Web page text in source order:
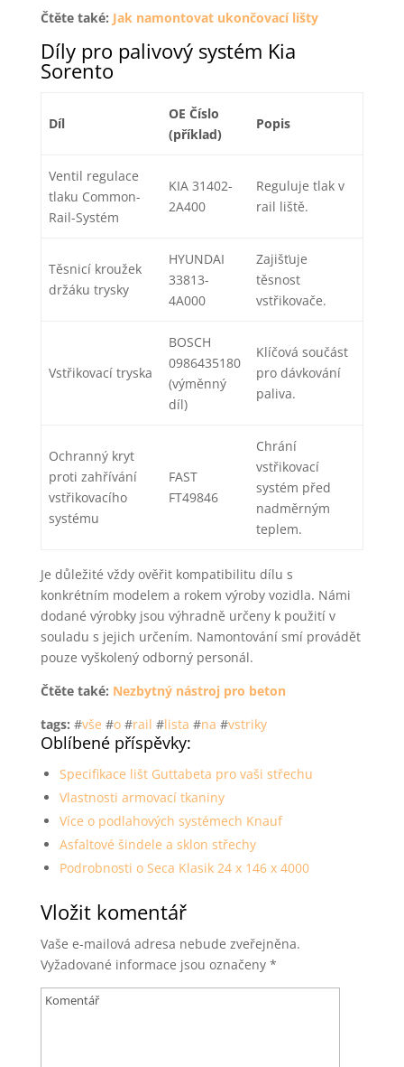
Čtěte také: Jak namontovat ukončovací lišty
Díly pro palivový systém Kia
Sorento
Díl
OE Číslo
(příklad)
Popis
Ventil regulace
tlaku Common-
Rail-Systém
KIA 31402-
2A400
Reguluje tlak v
rail liště.
Těsnicí kroužek
držáku trysky
HYUNDAI
33813-
4A000
Zajišťuje
těsnost
vstřikovače.
Vstřikovací tryska
BOSCH
0986435180
(výměnný
díl)
Klíčová součást
pro dávkování
paliva.
Ochranný kryt
proti zahřívání
vstřikovacího
systému
FAST
FT49846
Chrání
vstřikovací
systém před
nadměrným
teplem.
Je důležité vždy ověřit kompatibilitu dílu s
konkrétním modelem a rokem výroby vozidla. Námi
dodané výrobky jsou výhradně určeny k použití v
souladu s jejich určením. Namontování smí provádět
pouze vyškolený odborný personál.
Čtěte také: Nezbytný nástroj pro beton
tags: #vše #o#rail #lista #na #vstriky
Oblíbené příspěvky:
Specifikace lišt Guttabeta pro vaši střechu
Vlastnosti armovací tkaniny
Více o podlahových systémech Knauf
Asfaltové šindele a sklon střechy
Podrobnosti o Seca Klasik 24 x 146 x 4000
Vložit komentář
Vaše e-mailová adresa nebude zveřejněna.
Vyžadované informace jsou označeny *